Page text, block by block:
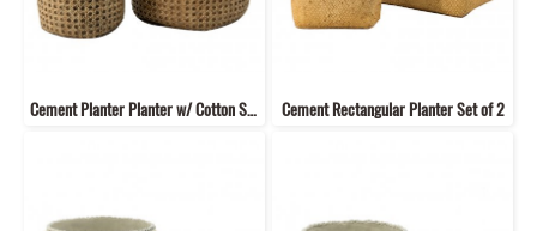
Cement Planter Planter w/ Cotton Set of 2 Cement Rectangular Planter Set of 2